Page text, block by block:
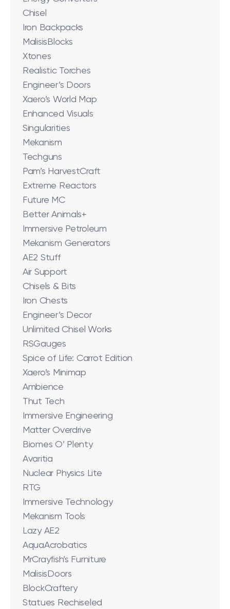
Chisel
Iron Backpacks
MalisisBlocks
Xtones
Realistic Torches
Engineer’s Doors
Xaero’s World Map
Enhanced Visuals
Singularities
Mekanism
Techguns
Pam’s HarvestCraft
Extreme Reactors
Future MC
Better Animals+
Immersive Petroleum
Mekanism Generators
AE2 Stuff
Air Support
Chisels & Bits
Iron Chests
Engineer’s Decor
Unlimited Chisel Works
RSGauges
Spice of Life: Carrot Edition
Xaero’s Minimap
Ambience
Thut Tech
Immersive Engineering
Matter Overdrive
Biomes O’ Plenty
Avaritia
Nuclear Physics Lite
RTG
Immersive Technology
Mekanism Tools
Lazy AE2
AquaAcrobatics
MrCrayfish’s Furniture
MalisisDoors
BlockCraftery
Statues Rechiseled